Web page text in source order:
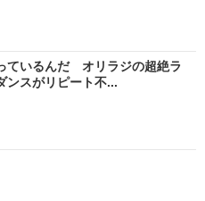
ているんだ オリラジの超絶ラ
ンスがリピート不...